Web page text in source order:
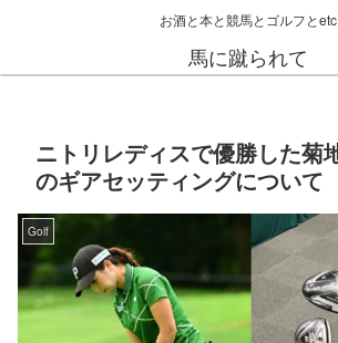
お酒と本と競馬とゴルフとetc
馬に蹴られて
ニトリレディスで優勝した菊
のギアセッティングについて
Golf